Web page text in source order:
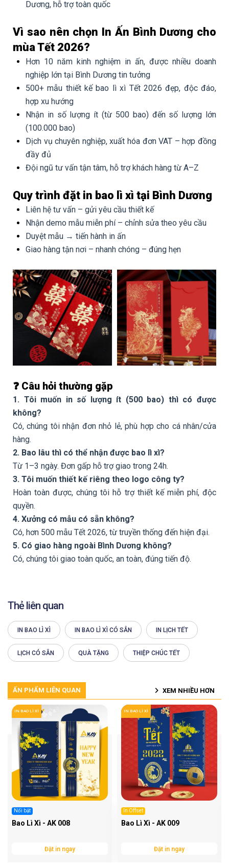
Dương, hỗ trợ toàn quốc
Vì sao nên chọn In Ấn Bình Dương cho
mùa Tết 2026?
Hơn 10 năm kinh nghiệm in ấn, được nhiều doanh
nghiệp lớn tại Bình Dương tin tưởng
500+ mẫu thiết kế bao lì xì Tết 2026 đẹp, độc đáo,
hợp xu hướng
Nhận in số lượng ít (từ 500 bao) đến số lượng lớn
(100.000 bao)
Dịch vụ chuyên nghiệp, xuất hóa đơn VAT – hợp đồng
đầy đủ
Đội ngũ tư vấn tận tâm, hỗ trợ khách hàng từ A–Z
Quy trình đặt in bao lì xì tại Bình Dương
Liên hệ tư vấn – gửi yêu cầu thiết kế
Nhận demo mẫu miễn phí – chỉnh sửa theo yêu cầu
Duyệt mẫu → tiến hành in ấn
Giao hàng tận nơi – nhanh chóng – đúng hẹn
❓ Câu hỏi thường gặp
1. Tôi muốn in số lượng ít (500 bao) thì có được
không?
Có, chúng tôi nhận đơn nhỏ lẻ, phù hợp cho cá nhân/cửa
hàng.
2. Bao lâu thì có thể nhận được bao lì xì?
Từ 1–3 ngày. Đơn gấp hỗ trợ giao trong 24h.
3. Tôi muốn thiết kế riêng theo logo công ty?
Hoàn toàn được, chúng tôi hỗ trợ thiết kế miễn phí, độc
quyền.
4. Xưởng có mẫu có sẵn không?
Có, hơn 500 mẫu Tết 2026, từ truyền thống đến hiện đại.
5. Có giao hàng ngoài Bình Dương không?
Có, chúng tôi giao toàn quốc, an toàn, đúng tiến độ.
Thẻ liên quan
IN BAO LÌ XÌ IN BAO LÌ XÌ CÓ SẲN IN LỊCH TẾT
LỊCH CÓ SẴN QUÀ TẶNG THIỆP CHÚC TẾT
ẤN PHẨM LIÊN QUAN XEM NHIỀU HƠN
IN BAO LÌ XÌ
Nổi bật
Bao Lì Xì - AK 008
Đặt in ngay
IN BAO LÌ XÌ
In Offset
Bao Lì Xì - AK 009
Đặt in ngay